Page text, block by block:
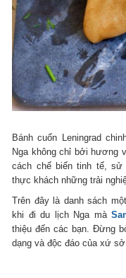
Bánh cuốn Leningrad
Nga không chỉ bởi hương
cách chế biến tinh tế, sử
thực khách những trải
Trên đây là danh sách
khi đi du lịch Nga mà
thiệu đến các bạn. Đừng
dạng và độc đáo của xứ